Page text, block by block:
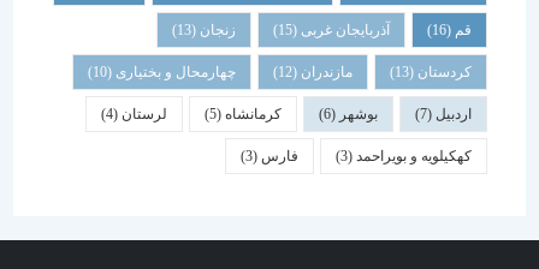
آذربایجان غربی(15) زنجان
کردستان(13) مازندران(12) چهارمحال و بختیاری (10)
بوشهر کرمانشاه(5) لرستان (4)
کهکیلویه و بویراحمد(3) فارس